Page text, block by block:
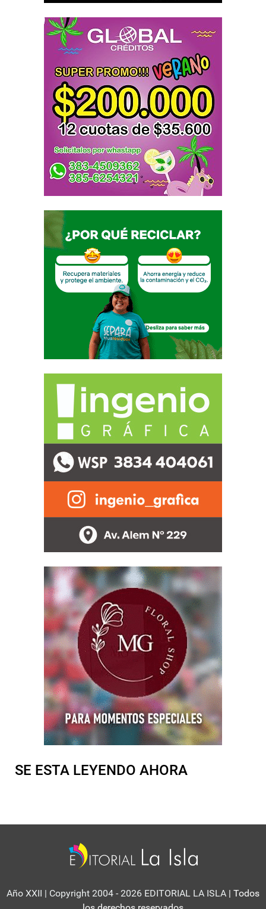
SE ESTA LEYENDO AHORA
Año XXII | Copyright 2004 - 2026 EDITORIAL LA ISLA | Todos